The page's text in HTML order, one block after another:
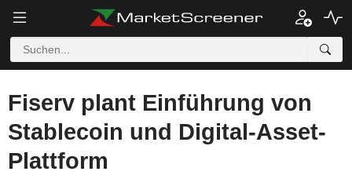
Fiserv plant Einführung von
Stablecoin und Digital-Asset-
Plattform